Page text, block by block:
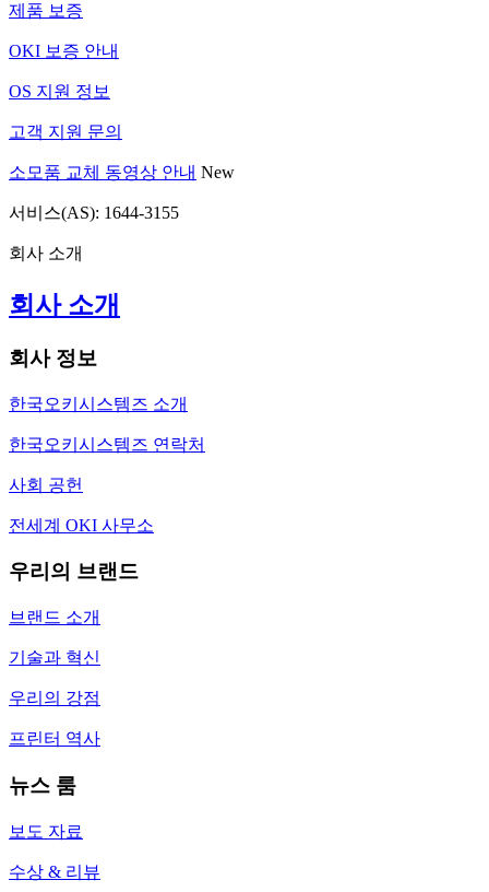
제품 보증
OKI 보증 안내
OS 지원 정보
고객 지원 문의
소모품 교체 동영상 안내 New
서비스(AS): 1644-3155
회사 소개
회사 소개
회사 정보
한국오키시스템즈 소개
한국오키시스템즈 연락처
사회 공헌
전세계 OKI 사무소
우리의 브랜드
브랜드 소개
기술과 혁신
우리의 강점
프린터 역사
뉴스 룸
보도 자료
수상 & 리뷰